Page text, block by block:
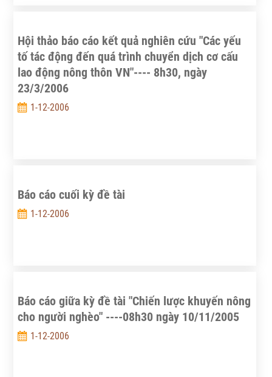
Hội thảo báo cáo kết quả nghiên cứu "Các yếu
tố tác động đến quá trình chuyển dịch cơ cấu
lao động nông thôn VN"---- 8h30, ngày
23/3/2006
1-12-2006
Báo cáo cuối kỳ đề tài
1-12-2006
Báo cáo giữa kỳ đề tài "Chiến lược khuyến nông
cho người nghèo" ----08h30 ngày 10/11/2005
1-12-2006